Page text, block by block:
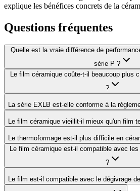
explique les bénéfices concrets de la
Questions fréquentes
Quelle est la vraie différence de
série P ?
Le film céramique coûte-t-il beaucoup plus
?
La série EXLB est-elle conforme à la
Le film céramique vieillit-il mieux qu'un film
Le thermoformage est-il plus difficile en
Le film céramique est-il compatible avec
?
Le film est-il compatible avec le dégivrage